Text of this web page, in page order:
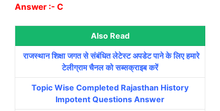
Answer :- C
Also Read
राजस्थान शिक्षा जगत से संबंधित लेटेस्ट अपडेट पाने के लिए हमारे
टेलीग्राम चैनल को सब्सक्राइब करें
Topic Wise Completed Rajasthan History
Impotent Questions Answer